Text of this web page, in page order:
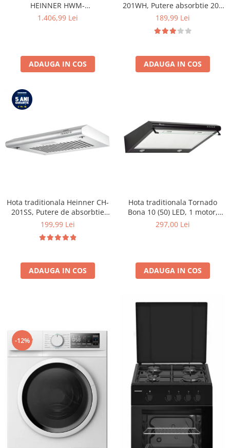
HEINNER HWM-
HME9014IVA10+++, 9 KG, 1400
1.406,99 Lei
ADAUGA IN COS
201WH, Putere absorbtie 209
mc/h, 1 motor, 60 cm, Alb
189,99 Lei
ADAUGA IN COS
Hota traditionala Heinner CH-
201SS, Putere de absorbtie
209 mc/h, 1 motor, Inox
199,99 Lei
ADAUGA IN COS
Hota traditionala Tornado
Bona 10 (50) LED, 1 motor,
latime 50 cm, absorbtie 380
297,00 Lei
ADAUGA IN COS
-12%